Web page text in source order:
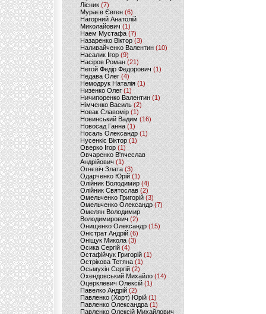
Лісник (7)
Мураєв Євген(6)
Нагорний Анатолій
Миколайович (1)
Наем Мустафа (7)
Назаренко Віктор (3)
Наливайченко Валентин (10)
Насалик Ігор(9)
Насіров Роман (21)
Негой Федір Федорович(1)
Недава Олег(4)
Немодрук Наталія(1)
Низенко Олег (1)
Ничипоренко Валентин (1)
Німченко Василь (2)
Новак Славомір (1)
Новинський Вадим (16)
Новосад Ганна (1)
Носаль Олександр (1)
Нусенкіс Віктор (1)
Оверко Ігор (1)
Овчаренко В'ячеслав
Андрійович(1)
Огнєвіч Злата (3)
Одарченко Юрій(1)
Олійник Володимир (4)
Олійник Святослав (2)
Омельченко Григорій (3)
Омельченко Олександр(7)
Омелян Володимир
Володимирович (2)
Онищенко Олександр (15)
Оністрат Андрій (6)
Оніщук Микола (3)
Осика Сергій(4)
Остафійчук Григорій(1)
Острікова Тетяна (1)
Осьмухін Сергій (2)
Охендовський Михайло (14)
Оцерклевич Олексій (1)
Павелко Андрій (2)
Павленко (Хорт) Юрій (1)
Павленко Олександра (1)
Павленко Олексій Михайлович